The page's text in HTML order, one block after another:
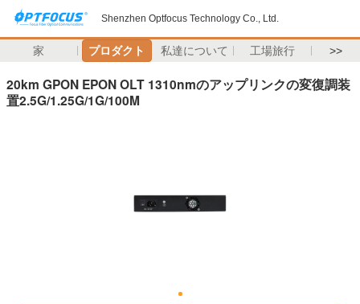
Shenzhen Optfocus Technology Co., Ltd.
家 プロダクト 私達について 工場旅行 >>
20km GPON EPON OLT 1310nmのアップリンクの変復調装
置2.5G/1.25G/1G/100M